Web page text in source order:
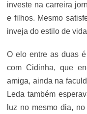
investe na carreira
e filhos. Mesmo
inveja do estilo de
O elo entre as duas
com Cidinha, que
amiga, ainda na
Leda também
luz no mesmo dia,